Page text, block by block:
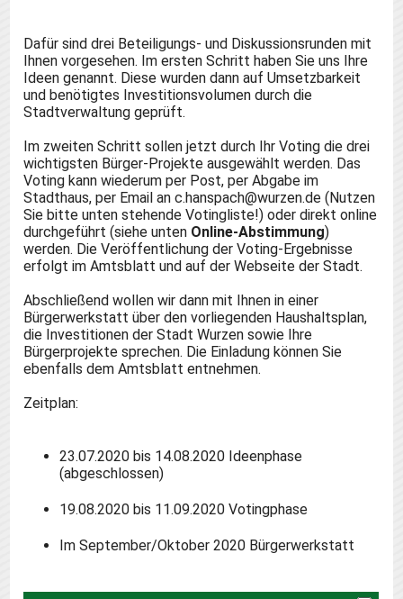
Dafür sind drei Beteiligungs- und Diskussionsrunden mit
Ihnen vorgesehen. Im ersten Schritt haben Sie uns Ihre
Ideen genannt. Diese wurden dann auf Umsetzbarkeit
und benötigtes Investitionsvolumen durch die
Stadtverwaltung geprüft.
Im zweiten Schritt sollen jetzt durch Ihr Voting die drei
wichtigsten Bürger-Projekte ausgewählt werden. Das
Voting kann wiederum per Post, per Abgabe im
Stadthaus, per Email an c.hanspach@wurzen.de (Nutzen
Sie bitte unten stehende Votingliste!) oder direkt online
durchgeführt (siehe unten Online-Abstimmung)
werden. Die Veröffentlichung der Voting-Ergebnisse
erfolgt im Amtsblatt und auf der Webseite der Stadt.
Abschließend wollen wir dann mit Ihnen in einer
Bürgerwerkstatt über den vorliegenden Haushaltsplan,
die Investitionen der Stadt Wurzen sowie Ihre
Bürgerprojekte sprechen. Die Einladung können Sie
ebenfalls dem Amtsblatt entnehmen.
Zeitplan:
23.07.2020 bis 14.08.2020 Ideenphase
(abgeschlossen)
19.08.2020 bis 11.09.2020 Votingphase
Im September/Oktober 2020 Bürgerwerkstatt